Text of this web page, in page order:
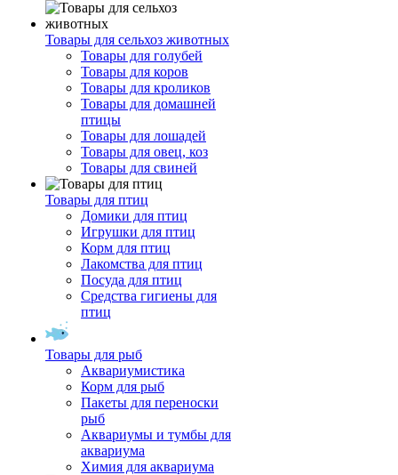
Товары для сельхоз животных
Товары для голубей
Товары для коров
Товары для кроликов
Товары для домашней
птицы
Товары для лошадей
Товары для овец, коз
Товары для свиней
Товары для птиц
Домики для птиц
Игрушки для птиц
Корм для птиц
Лакомства для птиц
Посуда для птиц
Средства гигиены для
птиц
Товары для рыб
Аквариумистика
Корм для рыб
Пакеты для переноски
рыб
Аквариумы и тумбы для
аквариума
Химия для аквариума